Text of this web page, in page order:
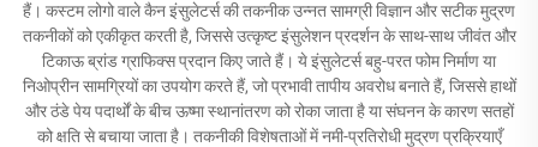
हैं। कस्टम लोगो वाले कैन इंसुलेटर्स की तकनीक उन्नत सामग्री विज्ञान और सटीक मुद्रण
तकनीकों को एकीकृत करती है, जिससे उत्कृष्ट इंसुलेशन प्रदर्शन के साथ-साथ जीवंत और
टिकाऊ ब्रांड ग्राफिक्स प्रदान किए जाते हैं। ये इंसुलेटर्स बहु-परत फोम निर्माण या
निओप्रीन सामग्रियों का उपयोग करते हैं, जो प्रभावी तापीय अवरोध बनाते हैं, जिससे हाथों
और ठंडे पेय पदार्थों के बीच ऊष्मा स्थानांतरण को रोका जाता है या संघनन के कारण सतहों
को क्षति से बचाया जाता है। तकनीकी विशेषताओं में नमी-प्रतिरोधी मुद्रण प्रक्रियाएँ